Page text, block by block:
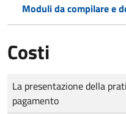
Moduli da compilare e
Costi
Tipo di pagamento
Importo
La presentazione della
pagamento